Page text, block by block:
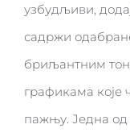
узбудљиви,
садржи
бриљантним
графикама које
пажњу. Једна од